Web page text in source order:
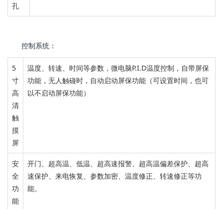
孔
控制系统：
5
寸
高
清
触
摸
屏
温度、转速、时间等参数， 微电脑P.I.D温度控制， 自带屏保
功能， 无人触碰时，自动启动屏保功能 （可设置时间，也可
以不启动屏保功能）
安
全
功
能
开门、超高温、低温、超高速报警、 超高温偏差保护、超高
速保护、来电恢复、参数加密、温度修正、转速修正等功
能。